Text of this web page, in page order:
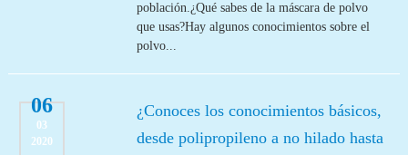
población.¿Qué sabes de la máscara de polvo
que usas?Hay algunos conocimientos sobre el
polvo...
06
03
2020
¿Conoces los conocimientos básicos,
desde polipropileno a no hilado hasta